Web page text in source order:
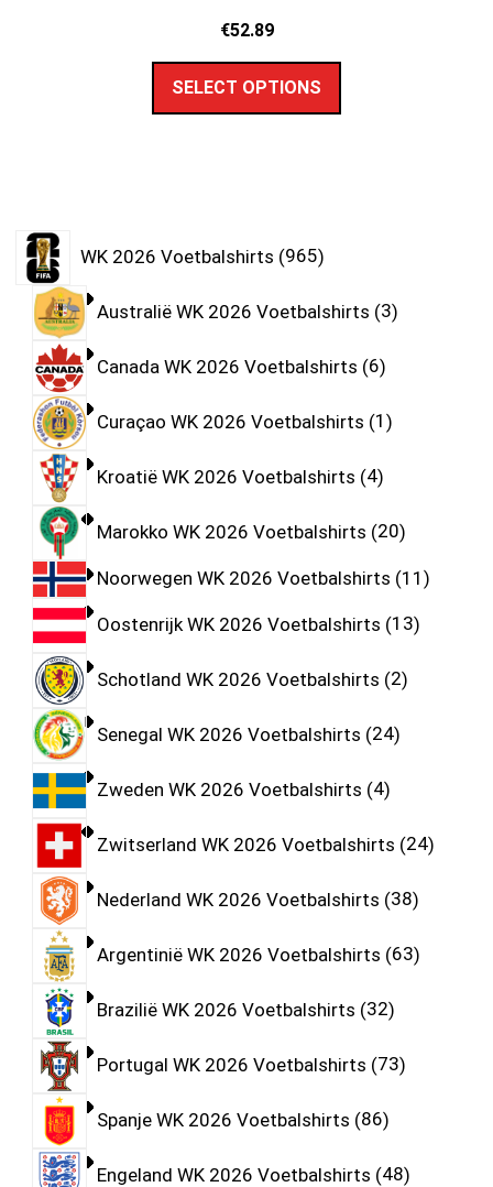
€52.89
SELECT OPTIONS
WK 2026 Voetbalshirts 965
Australië WK 2026 Voetbalshirts 3
Canada WK 2026 Voetbalshirts 6
Curaçao WK 2026 Voetbalshirts 1
Kroatië WK 2026 Voetbalshirts 4
Marokko WK 2026 Voetbalshirts 20
Noorwegen WK 2026 Voetbalshirts 11
Oostenrijk WK 2026 Voetbalshirts 13
Schotland WK 2026 Voetbalshirts 2
Senegal WK 2026 Voetbalshirts 24
Zweden WK 2026 Voetbalshirts 4
Zwitserland WK 2026 Voetbalshirts 24
Nederland WK 2026 Voetbalshirts 38
Argentinië WK 2026 Voetbalshirts 63
Brazilië WK 2026 Voetbalshirts 32
Portugal WK 2026 Voetbalshirts 73
Spanje WK 2026 Voetbalshirts 86
Engeland WK 2026 Voetbalshirts 48